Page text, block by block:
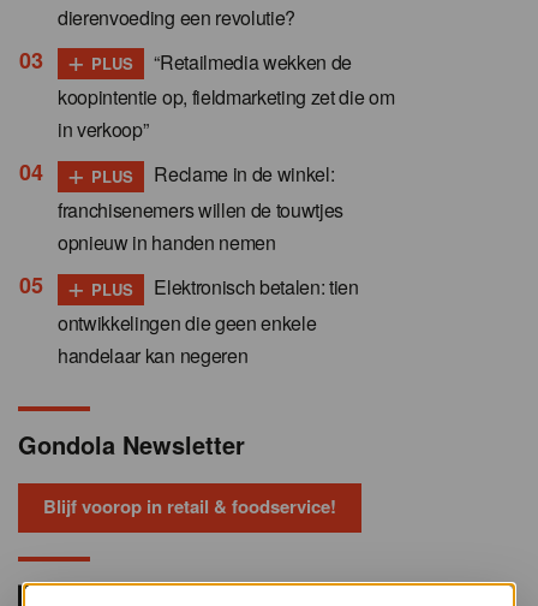
dierenvoeding een revolutie?
+ PLUS
“Retailmedia wekken de
koopintentie op, fieldmarketing zet die om
in verkoop”
+ PLUS
Reclame in de winkel:
franchisenemers willen de touwtjes
opnieuw in handen nemen
+ PLUS
Elektronisch betalen: tien
ontwikkelingen die geen enkele
handelaar kan negeren
Gondola Newsletter
Blijf voorop in retail & foodservice!